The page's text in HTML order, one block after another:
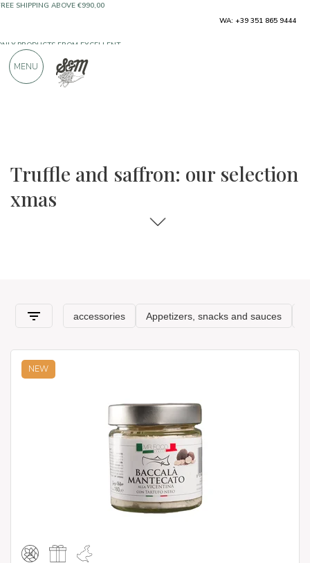
Truffle and saffron: our selection
xmas
NEW
900 POSITIVE REVIEWS
WA: +39 351 865 9444
MENU